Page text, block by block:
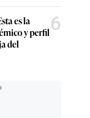
es la
y perfil
del
6